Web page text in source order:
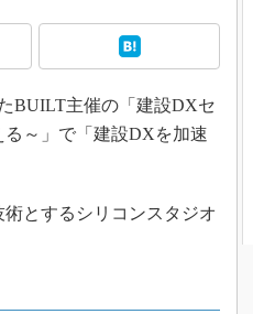
BUILT主催の「建設DXセ
る～」で「建設DXを加速
とするシリコンスタジオ